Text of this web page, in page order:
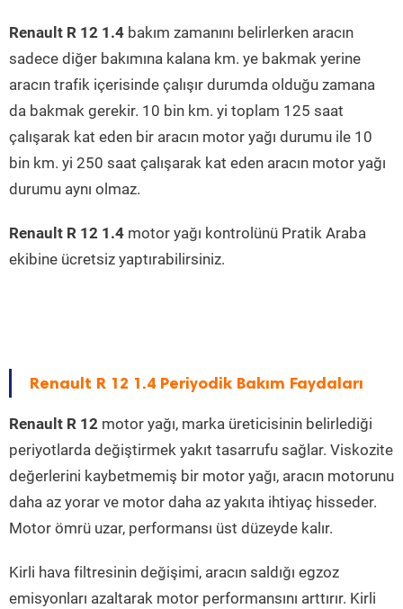
Renault R 12 1.4 bakım zamanını belirlerken aracın
sadece diğer bakımına kalana km. ye bakmak yerine
aracın trafik içerisinde çalışır durumda olduğu zamana
da bakmak gerekir. 10 bin km. yi toplam 125 saat
çalışarak kat eden bir aracın motor yağı durumu ile 10
bin km. yi 250 saat çalışarak kat eden aracın motor yağı
durumu aynı olmaz.
Renault R 12 1.4 motor yağı kontrolünü Pratik Araba
ekibine ücretsiz yaptırabilirsiniz.
Renault R 12 1.4 Periyodik Bakım Faydaları
Renault R 12 motor yağı, marka üreticisinin belirlediği
periyotlarda değiştirmek yakıt tasarrufu sağlar. Viskozite
değerlerini kaybetmemiş bir motor yağı, aracın motorunu
daha az yorar ve motor daha az yakıta ihtiyaç hisseder.
Motor ömrü uzar, performansı üst düzeyde kalır.
Kirli hava filtresinin değişimi, aracın saldığı egzoz
emisyonları azaltarak motor performansını arttırır. Kirli